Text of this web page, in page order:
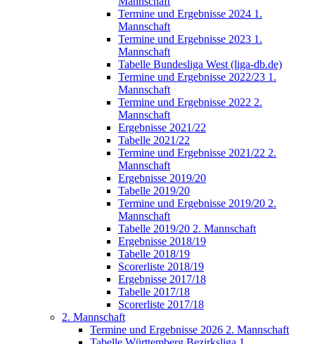
Termine und Ergebnisse 2024 1.
Mannschaft
Termine und Ergebnisse 2023 1.
Mannschaft
Tabelle Bundesliga West (liga-db.de)
Termine und Ergebnisse 2022/23 1.
Mannschaft
Termine und Ergebnisse 2022 2.
Mannschaft
Ergebnisse 2021/22
Tabelle 2021/22
Termine und Ergebnisse 2021/22 2.
Mannschaft
Ergebnisse 2019/20
Tabelle 2019/20
Termine und Ergebnisse 2019/20 2.
Mannschaft
Tabelle 2019/20 2. Mannschaft
Ergebnisse 2018/19
Tabelle 2018/19
Scorerliste 2018/19
Ergebnisse 2017/18
Tabelle 2017/18
Scorerliste 2017/18
2. Mannschaft
Termine und Ergebnisse 2026 2. Mannschaft